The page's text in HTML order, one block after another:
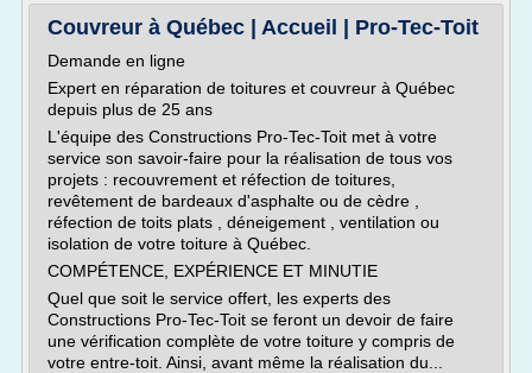
Couvreur à Québec | Accueil | Pro-Tec-Toit
Demande en ligne
Expert en réparation de toitures et couvreur à Québec
depuis plus de 25 ans
L'équipe des Constructions Pro-Tec-Toit met à votre
service son savoir-faire pour la réalisation de tous vos
projets : recouvrement et réfection de toitures,
revêtement de bardeaux d'asphalte ou de cèdre ,
réfection de toits plats , déneigement , ventilation ou
isolation de votre toiture à Québec.
COMPÉTENCE, EXPÉRIENCE ET MINUTIE
Quel que soit le service offert, les experts des
Constructions Pro-Tec-Toit se feront un devoir de faire
une vérification complète de votre toiture y compris de
votre entre-toit. Ainsi, avant même la réalisation du...